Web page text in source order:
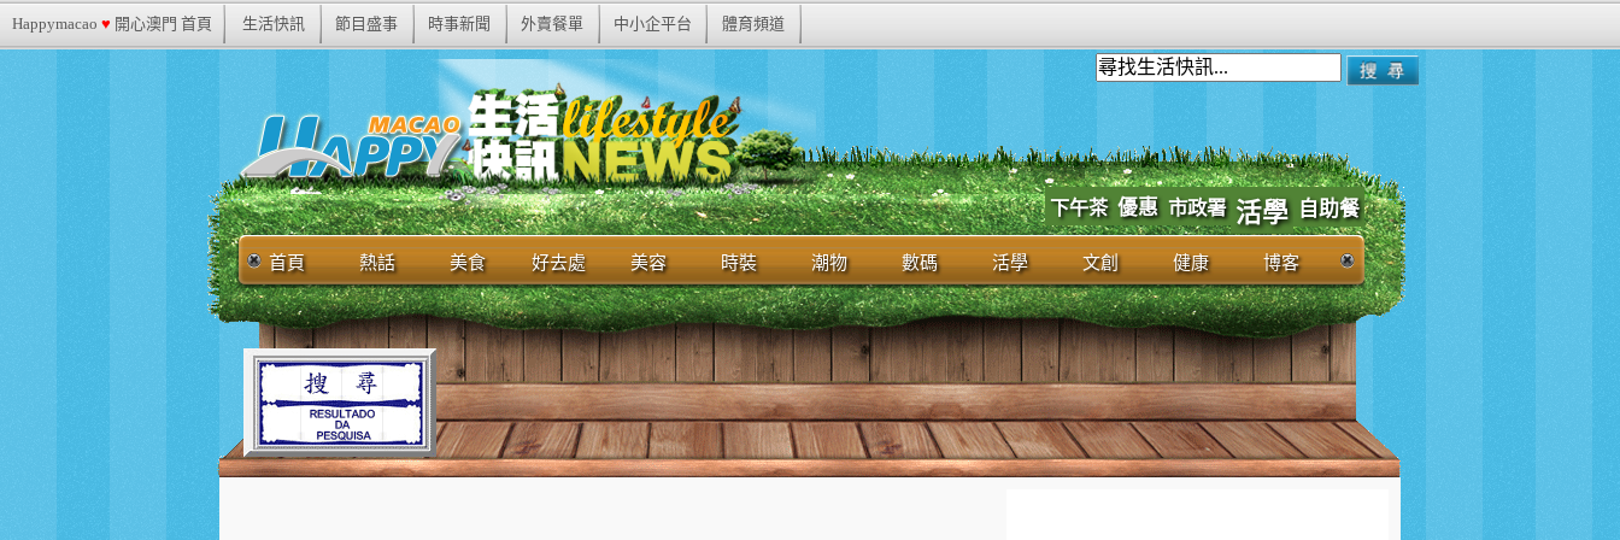
Happymacao ♥ 開心澳門 首頁 生活快訊 節目盛事 時事新聞 外賣餐單 中小企平台 體育頻道
下午茶 優惠 市政署 活學 自助餐
首頁 熱話 美食 好去處 美容 時裝 潮物 數碼 活學 文創 健康 博客